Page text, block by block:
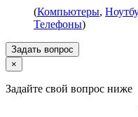
(Компьютеры,
Телефоны)
Задать вопрос
×
Задайте свой вопрос ниже